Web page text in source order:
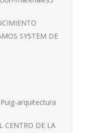
SYSTEM DE
CENTRO DE LA